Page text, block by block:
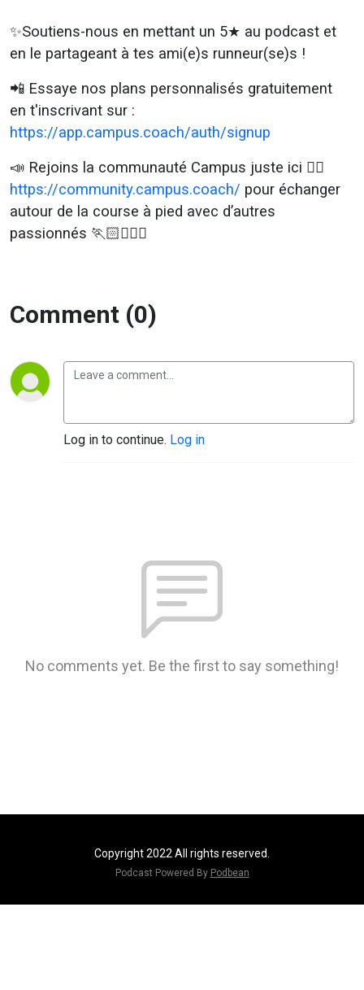
✨Soutiens-nous en mettant un 5★ au podcast et
en le partageant à tes ami(e)s runneur(se)s !
📲 Essaye nos plans personnalisés gratuitement
en t'inscrivant sur :
https://app.campus.coach/auth/signup
📣 Rejoins la communauté Campus juste ici 👉🏼
https://community.campus.coach/ pour échanger
autour de la course à pied avec d’autres
passionnés 🏃🏻🏃🏼‍♀️
Comment (0)
Log in to continue. Log in
No comments yet. Be the first to say something!
Copyright 2022 All rights reserved.
Podcast Powered By Podbean